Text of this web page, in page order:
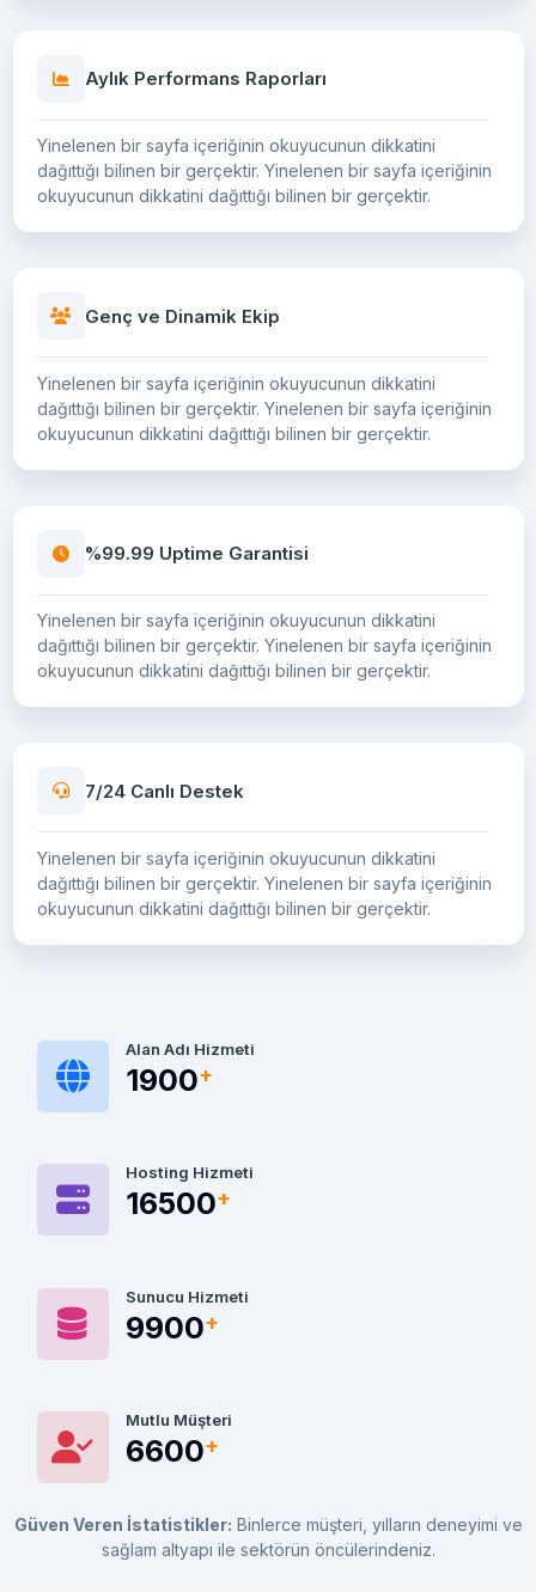
Aylık Performans Raporları
Yinelenen bir sayfa içeriğinin okuyucunun dikkatini
dağıttığı bilinen bir gerçektir. Yinelenen bir sayfa içeriğinin
okuyucunun dikkatini dağıttığı bilinen bir gerçektir.
Genç ve Dinamik Ekip
Yinelenen bir sayfa içeriğinin okuyucunun dikkatini
dağıttığı bilinen bir gerçektir. Yinelenen bir sayfa içeriğinin
okuyucunun dikkatini dağıttığı bilinen bir gerçektir.
%99.99 Uptime Garantisi
Yinelenen bir sayfa içeriğinin okuyucunun dikkatini
dağıttığı bilinen bir gerçektir. Yinelenen bir sayfa içeriğinin
okuyucunun dikkatini dağıttığı bilinen bir gerçektir.
7/24 Canlı Destek
Yinelenen bir sayfa içeriğinin okuyucunun dikkatini
dağıttığı bilinen bir gerçektir. Yinelenen bir sayfa içeriğinin
okuyucunun dikkatini dağıttığı bilinen bir gerçektir.
Alan Adı Hizmeti
3000
Hosting Hizmeti
22500
Sunucu Hizmeti
13500
Mutlu Müşteri
9000
Güven Veren İstatistikler: Binlerce müşteri, yılların deneyimi ve
sağlam altyapı ile sektörün öncülerindeniz.